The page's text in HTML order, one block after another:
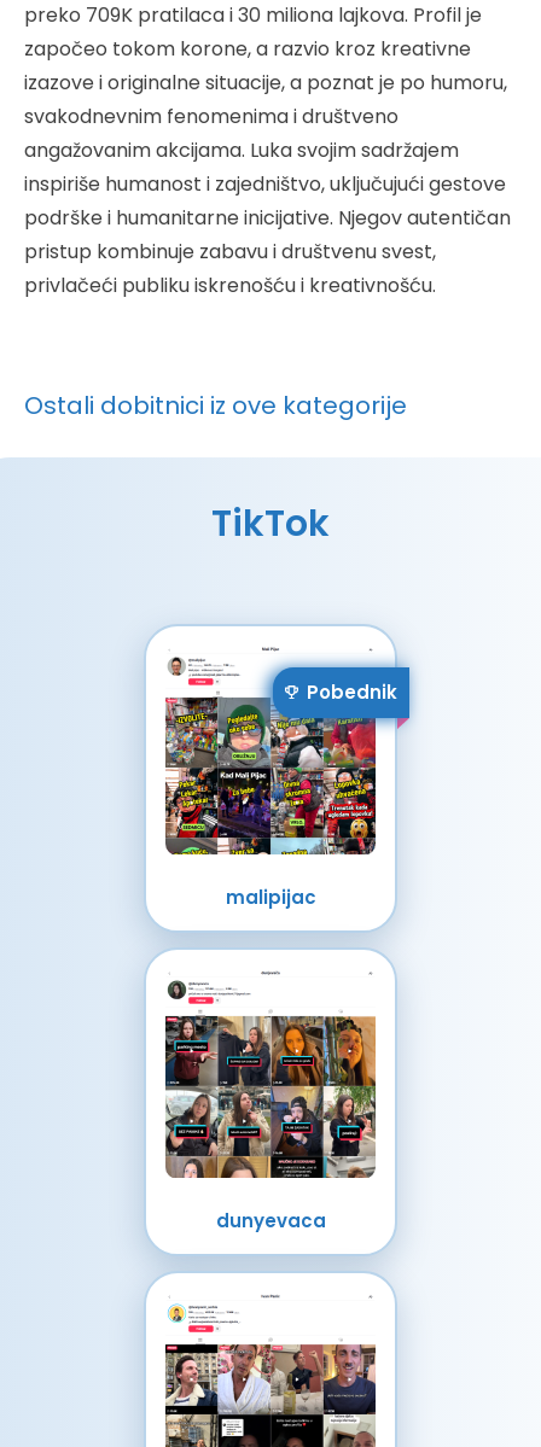
preko 709K pratilaca i 30 miliona lajkova. Profil je
započeo tokom korone, a razvio kroz kreativne
izazove i originalne situacije, a poznat je po humoru,
svakodnevnim fenomenima i društveno
angažovanim akcijama. Luka svojim sadržajem
inspiriše humanost i zajedništvo, uključujući gestove
podrške i humanitarne inicijative. Njegov autentičan
pristup kombinuje zabavu i društvenu svest,
privlačeći publiku iskrenošću i kreativnošću.
Ostali dobitnici iz ove kategorije
TikTok
Pobednik
malipijac
dunyevaca